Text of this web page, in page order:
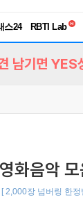
스24
RBTI Lab
독서유형검사
남기면 YES
화음악
[ 2,000장 넘버링 한정